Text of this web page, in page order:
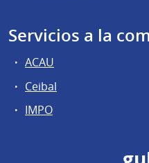
Servicios a la
ACAU
Ceibal
IMPO